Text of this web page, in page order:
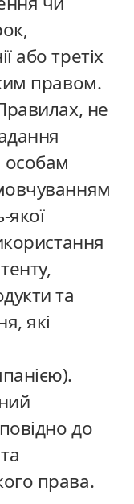
або третіх
правом.
не
особам
та
які
до
права.